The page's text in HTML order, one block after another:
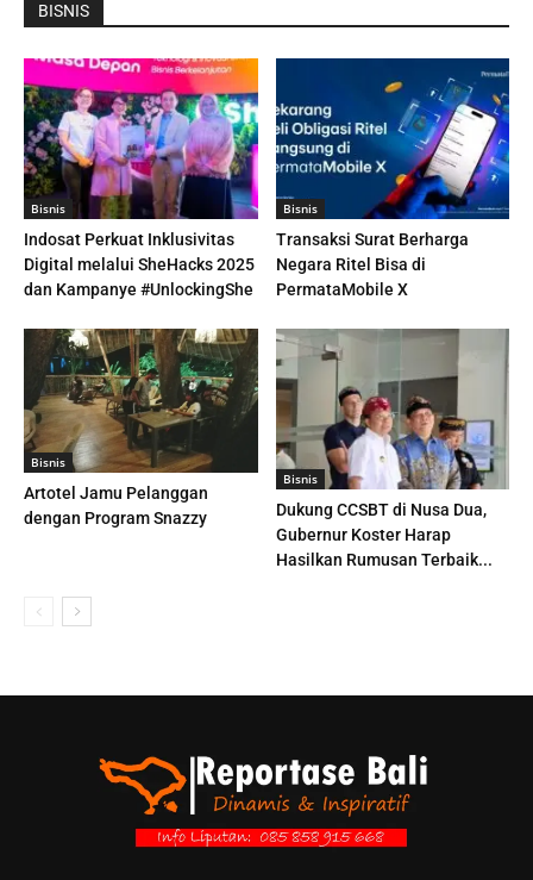
BISNIS
Bisnis
Indosat Perkuat Inklusivitas
Digital melalui SheHacks 2025
dan Kampanye #UnlockingShe
Bisnis
Transaksi Surat Berharga
Negara Ritel Bisa di
PermataMobile X
Bisnis
Artotel Jamu Pelanggan
dengan Program Snazzy
Bisnis
Dukung CCSBT di Nusa Dua,
Gubernur Koster Harap
Hasilkan Rumusan Terbaik...